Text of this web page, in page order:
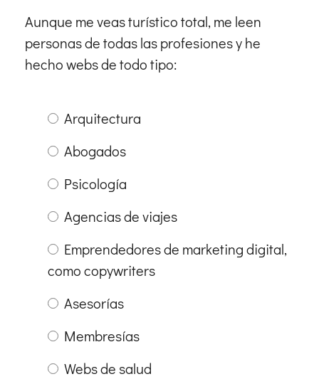
Aunque me veas turístico total, me leen
personas de todas las profesiones y he
hecho webs de todo tipo:
Arquitectura
Abogados
Psicología
Agencias de viajes
Emprendedores de marketing digital,
como copywriters
Asesorías
Membresías
Webs de salud